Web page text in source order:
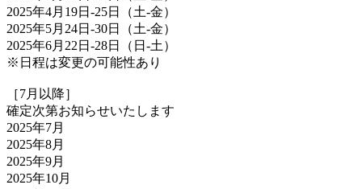
2025年4月19日-25日（土-金）
2025年5月24日-30日（土-金）
2025年6月22日-28日（日-土）
※日程は変更の可能性あり
［7月以降］
確定次第お知らせいたします
2025年7月
2025年8月
2025年9月
2025年10月